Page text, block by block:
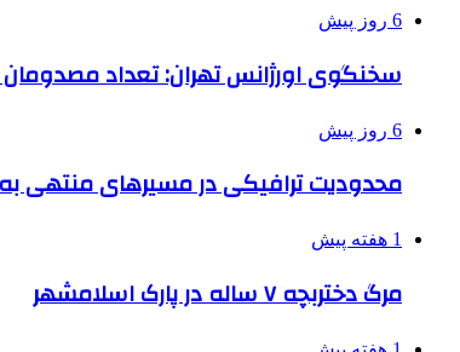
6 روز پیش
سخنگوی اورژانس تهران: تعداد مصدومان
6 روز پیش
محدودیت ترافیکی در مسیرهای منتهی
1 هفته پیش
مرگ دختربچه ۷ ساله در پارک اسلامشهر